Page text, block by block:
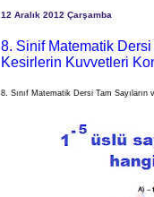
12 Aralık 2012 Çarşamba
8. Sinif Matematik
Kesirlerin Kuvvetleri
8. Sınıf Matematik Dersi Tam